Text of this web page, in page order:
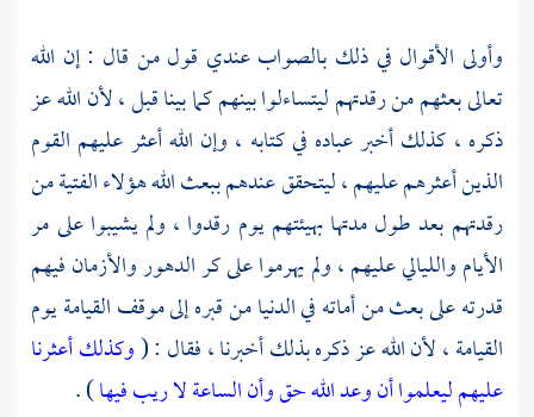
وأولى الأقوال في ذلك بالصواب عندي قول من قال : إن الله
تعالى بعثهم من رقدتهم ليتساءلوا بينهم كما بينا قبل ، لأن الله عز
ذكره ، كذلك أخبر عباده في كتابه ، وإن الله أعثر عليهم القوم
الذين أعثرهم عليهم ، ليتحقق عندهم ببعث الله هؤلاء الفتية من
رقدتهم بعد طول مدتها بهيئتهم يوم رقدوا ، ولم يشيبوا على مر
الأيام والليالي عليهم ، ولم يهرموا على كر الدهور والأزمان فيهم
قدرته على بعث من أماته في الدنيا من قبره إلى موقف القيامة يوم
القيامة ، لأن الله عز ذكره بذلك أخبرنا ، فقال : (وكذلك أعثرنا
عليهم ليعلموا أن وعد الله حق وأن الساعة لا ريب فيها) .